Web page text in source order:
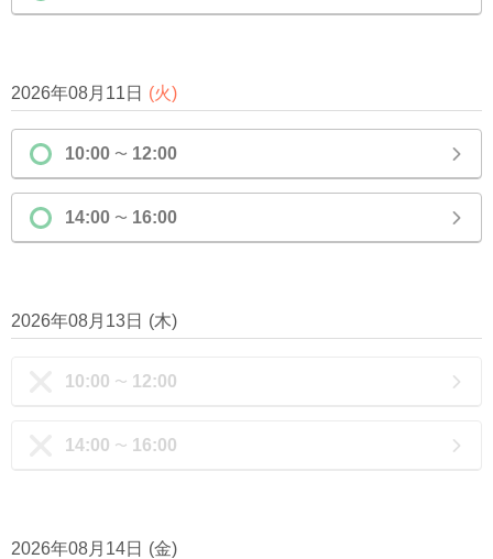
2026年08月11日 (火)
10:00 〜 12:00
14:00 〜 16:00
2026年08月13日 (木)
10:00 〜 12:00
14:00 〜 16:00
2026年08月14日 (金)